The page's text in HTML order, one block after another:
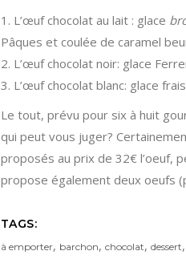
1. L’œuf chocolat au lait : glace
Pâques et coulée de caramel
2. L’œuf chocolat noir: glace
3. L’œuf chocolat blanc: glace
Le tout, prévu pour six à huit
qui peut vous juger?
proposés au prix de 32€ l’oeuf,
propose également deux oeufs
TAGS:
à emporter, barchon, chocolat, dessert,